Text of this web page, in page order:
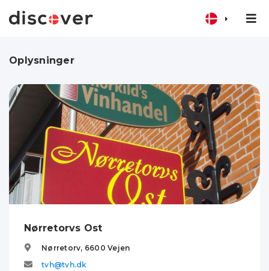
Oplysninger
Nørretorvs Ost
Nørretorv, 6600 Vejen
tvh@tvh.dk